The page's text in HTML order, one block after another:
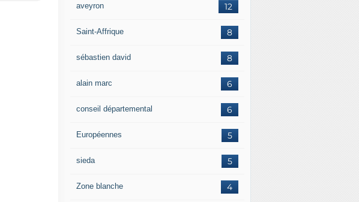
12
aveyron
8
Saint-Affrique
8
sébastien david
6
alain marc
6
conseil départemental
5
Européennes
5
sieda
4
Zone blanche